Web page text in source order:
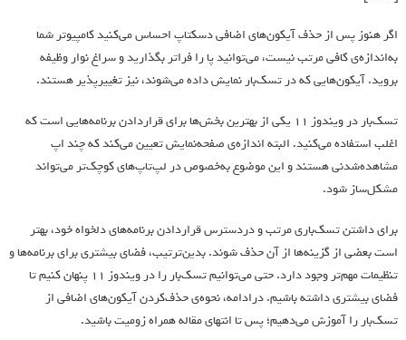
اگر هنوز پس از حذف آیکون‌های اضافی دسکتاپ احساس می‌کنید کامپیوتر شما
به‌اندازه‌ی کافی مرتب نیست، می‌توانید پا را فراتر بگذارید و سراغ نوار وظیفه
بروید. آیکون‌هایی که در تسک‌بار نمایش داده می‌شوند، نیز تغییرپذیر هستند.
تسک‌بار در ویندوز 11 یکی از بهترین بخش‌ها برای قرار‌دادن برنامه‌هایی است که
اغلب استفاده می‌کنید. البته اندازه‌ی صفحه‌نمایش تعیین می‌کند که چند اپ
مشاهده‌شدنی هستند و این موضوع به‌خصوص در لپ‌تاپ‌های کوچک‌تر می‌تواند
مشکل‌ساز شود.
برای داشتن تسک‌باری مرتب و دردسترس قرار‌دادن برنامه‌های دلخواه خود، بهتر
است بعضی از گزینه‌ها از آن حذف شوند. بدین‌ترتیب، فضای بیشتری برای برنامه‌ها و
تنظیمات مهم‌تر وجود دارد. حتی می‌توانیم تسک‌بار را در ویندوز ۱۱ پنهان کنیم تا
فضای بیشتری داشته باشیم. در‌ادامه، نحوه‌ی حذف‌کردن آیکون‌های اضافی از
تسک‌بار را آموزش می‌دهیم؛ پس تا انتهای مقاله همراه زومیت باشید.